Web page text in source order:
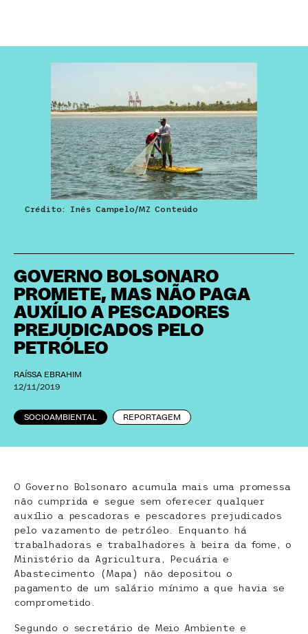
GOVERNO BOLSONARO
PROMETE, MAS NÃO PAGA
AUXÍLIO A PESCADORES
PREJUDICADOS PELO
PETRÓLEO
RAÍSSA EBRAHIM
12/11/2019
SOCIOAMBIENTAL REPORTAGEM
Crédito: Inês Campelo/MZ Conteúdo
O Governo Bolsonaro acumula mais uma promessa
não cumprida e segue sem oferecer qualquer
auxílio a pescadoras e pescadores prejudicados
pelo vazamento de petróleo. Enquanto há
trabalhadoras e trabalhadores à beira da fome, o
Ministério da Agricultura, Pecuária e
Abastecimento (Mapa) não depositou o
pagamento de um salário mínimo a que havia se
comprometido.
Segundo o secretário de Meio Ambiente e